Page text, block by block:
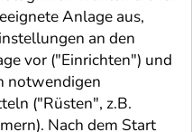
Anlage aus,
an den
vor ("Einrichten") und
notwendigen
("Rüsten", z.B.
Nach dem Start